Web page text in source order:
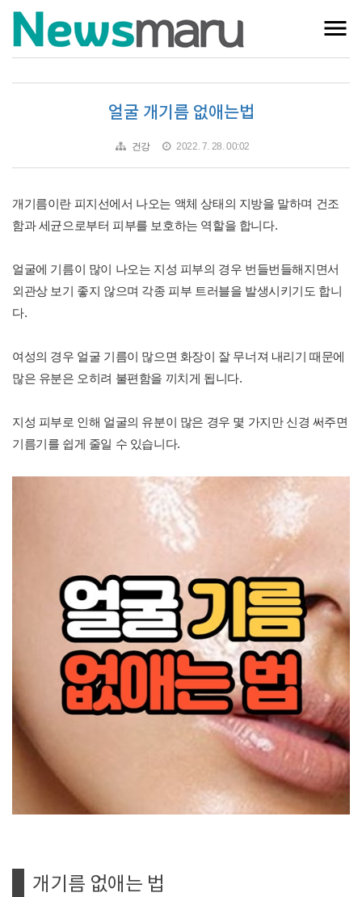
얼굴 개기름 없애는법
건강 2022. 7. 28. 00:02
개기름이란 피지선에서 나오는 액체 상태의 지방을 말하며 건조
함과 세균으로부터 피부를 보호하는 역할을 합니다.
얼굴에 기름이 많이 나오는 지성 피부의 경우 번들번들해지면서
외관상 보기 좋지 않으며 각종 피부 트러블을 발생시키기도 합니
다.
여성의 경우 얼굴 기름이 많으면 화장이 잘 무너져 내리기 때문에
많은 유분은 오히려 불편함을 끼치게 됩니다.
지성 피부로 인해 얼굴의 유분이 많은 경우 몇 가지만 신경 써주면
기름기를 쉽게 줄일 수 있습니다.
개기름 없애는 법